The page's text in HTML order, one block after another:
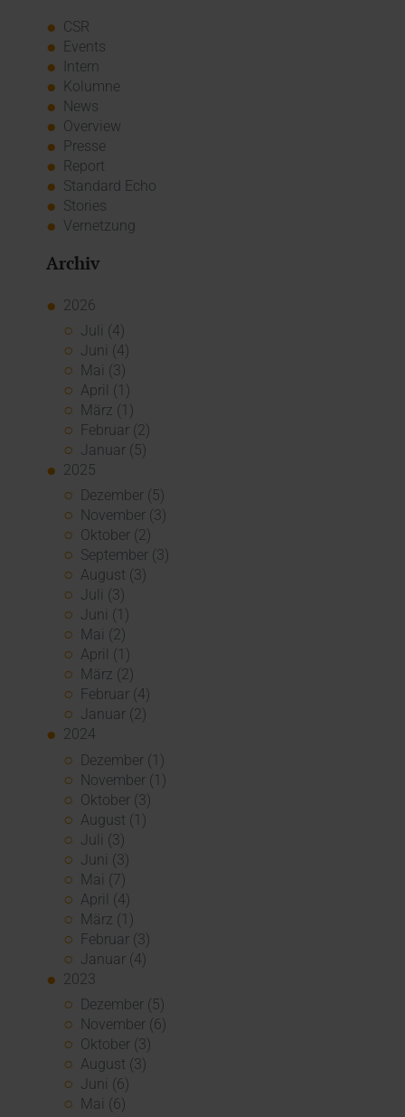
CSR
Events
Intern
Kolumne
News
Overview
Presse
Report
Standard Echo
Stories
Vernetzung
Archiv
2026
Juli (4)
Juni (4)
Mai (3)
April (1)
März (1)
Februar (2)
Januar (5)
2025
Dezember (5)
November (3)
Oktober (2)
September (3)
August (3)
Juli (3)
Juni (1)
Mai (2)
April (1)
März (2)
Februar (4)
Januar (2)
2024
Dezember (1)
November (1)
Oktober (3)
August (1)
Juli (3)
Juni (3)
Mai (7)
April (4)
März (1)
Februar (3)
Januar (4)
2023
Dezember (5)
November (6)
Oktober (3)
August (3)
Juni (6)
Mai (6)